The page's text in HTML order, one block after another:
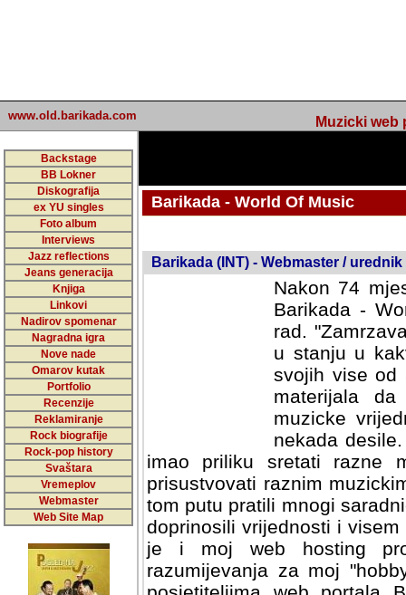
www.old.barikada.com Muzicki web
Backstage
BB Lokner
Diskografija
ex YU singles
Foto album
Interviews
Jazz reflections
Jeans generacija
Knjiga
Linkovi
Nadirov spomenar
Nagradna igra
Nove nade
Omarov kutak
Portfolio
Recenzije
Reklamiranje
Rock biografije
Rock-pop history
Svaštara
Vremeplov
Webmaster
Web Site Map
Barikada - World Of Music
Barikada (INT) - Webmaster / urednik
Nakon 74
Barikada -
rad.
u stanju u
svojih vise od
materijala
muzicke
nekada
imao priliku sretati razne
prisustvovati raznim
tom putu pratili mnogi
doprinosili vrijednosti i
je i moj web hosting
razumijevanja za moj